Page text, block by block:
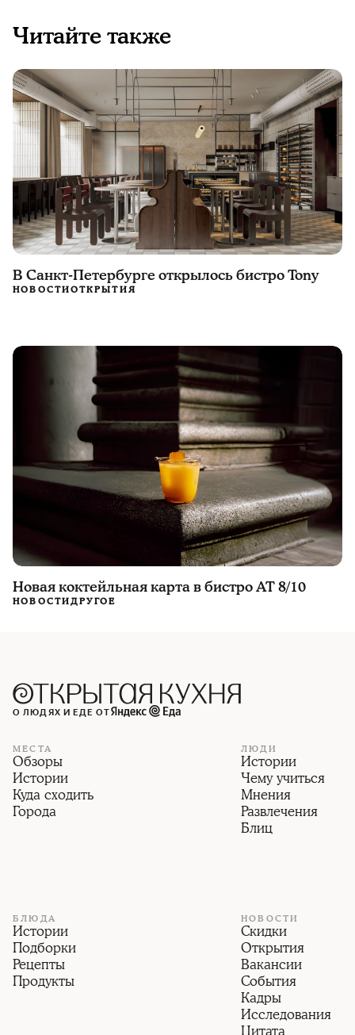
Читайте также
В Санкт-Петербурге открылось бистро Tony
НОВОСТИОТКРЫТИЯ
Новая коктейльная карта в бистро AT 8/10
НОВОСТИДРУГОЕ
О ЛЮДЯХ И ЕДЕ ОТ
МЕСТА
Обзоры
Истории
Куда сходить
Города
ЛЮДИ
Истории
Чему учиться
Мнения
Развлечения
Блиц
БЛЮДА
Истории
Подборки
Рецепты
Продукты
НОВОСТИ
Скидки
Открытия
Вакансии
События
Кадры
Исследования